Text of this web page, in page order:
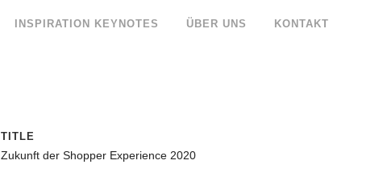
INSPIRATION KEYNOTES ÜBER UNS KONTAKT
TITLE
Zukunft der Shopper Experience 2020